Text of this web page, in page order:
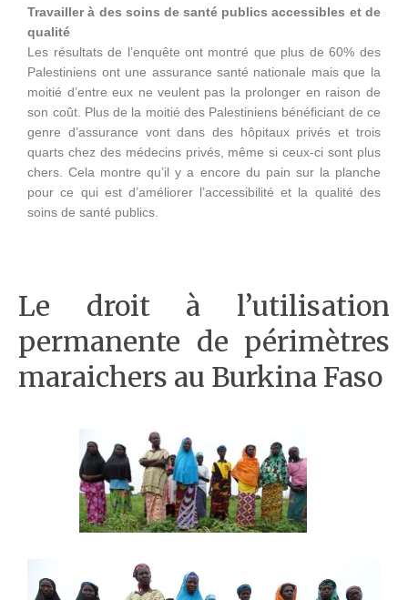
Travailler à des soins de santé publics accessibles et de
qualité
Les résultats de l’enquête ont montré que plus de 60% des
Palestiniens ont une assurance santé nationale mais que la
moitié d’entre eux ne veulent pas la prolonger en raison de
son coût. Plus de la moitié des Palestiniens bénéficiant de ce
genre d’assurance vont dans des hôpitaux privés et trois
quarts chez des médecins privés, même si ceux-ci sont plus
chers. Cela montre qu’il y a encore du pain sur la planche
pour ce qui est d’améliorer l’accessibilité et la qualité des
soins de santé publics.
Le droit à l’utilisation
permanente de périmètres
maraichers au Burkina Faso